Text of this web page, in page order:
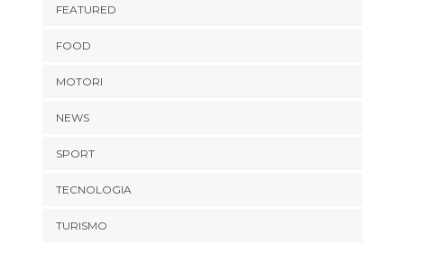
FEATURED
FOOD
MOTORI
NEWS
SPORT
TECNOLOGIA
TURISMO